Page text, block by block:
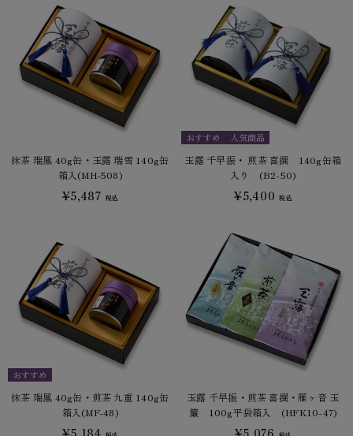
抹茶 瑞鳳 40g缶・玉露 瑞雪 140g缶
箱入(MH-508)
¥5,487 税込
おすすめ 人気商品
玉露 千早振・ 煎茶 喜撰 140g缶箱
入り (B2-50)
¥5,400 税込
おすすめ
抹茶 瑞鳳 40g缶・煎茶 九重 140g缶
箱入(MF-48)
¥5,184
玉露 千早振・煎茶 喜撰・雁ヶ音 玉
簾 100g平袋箱入 (HFK10-47)
¥5,076